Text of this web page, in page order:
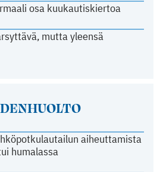
osa kuukautiskiertoa
mutta yleensä
aiheuttamista
humalassa